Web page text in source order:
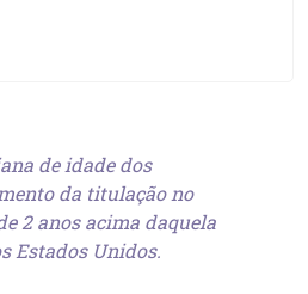
de idade dos
da titulação no
2 anos acima daquela
Estados Unidos.